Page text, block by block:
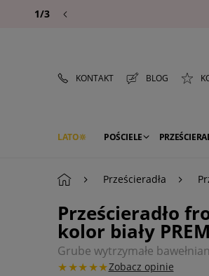
1/3
KONTAKT BLOG
LATO POŚCIELE
Prześcieradła
Prześcieradło
kolor biały
Grube wytrzymałe
★★★★★Zobacz opinie